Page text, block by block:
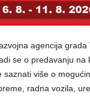
agencija
se o predavanju na
saznati više o
radna vozila,